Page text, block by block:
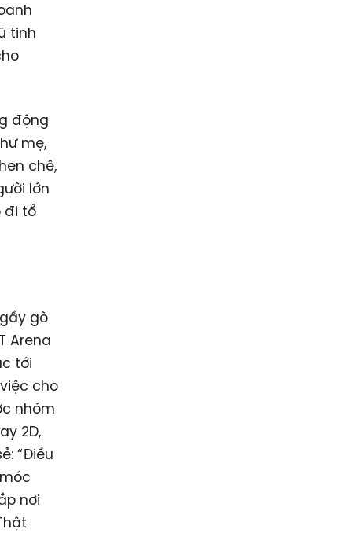
tinh
động
mẹ,
chê,
lớn
đi tổ
gò
Arena
tới
cho
nhóm
2D,
“Điều
nơi